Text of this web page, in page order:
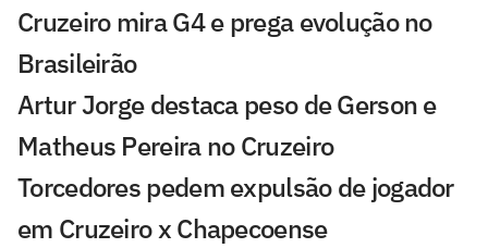
Cruzeiro mira G4 e prega evolução no
Brasileirão
Artur Jorge destaca peso de Gerson e
Matheus Pereira no Cruzeiro
Torcedores pedem expulsão de jogador
em Cruzeiro x Chapecoense